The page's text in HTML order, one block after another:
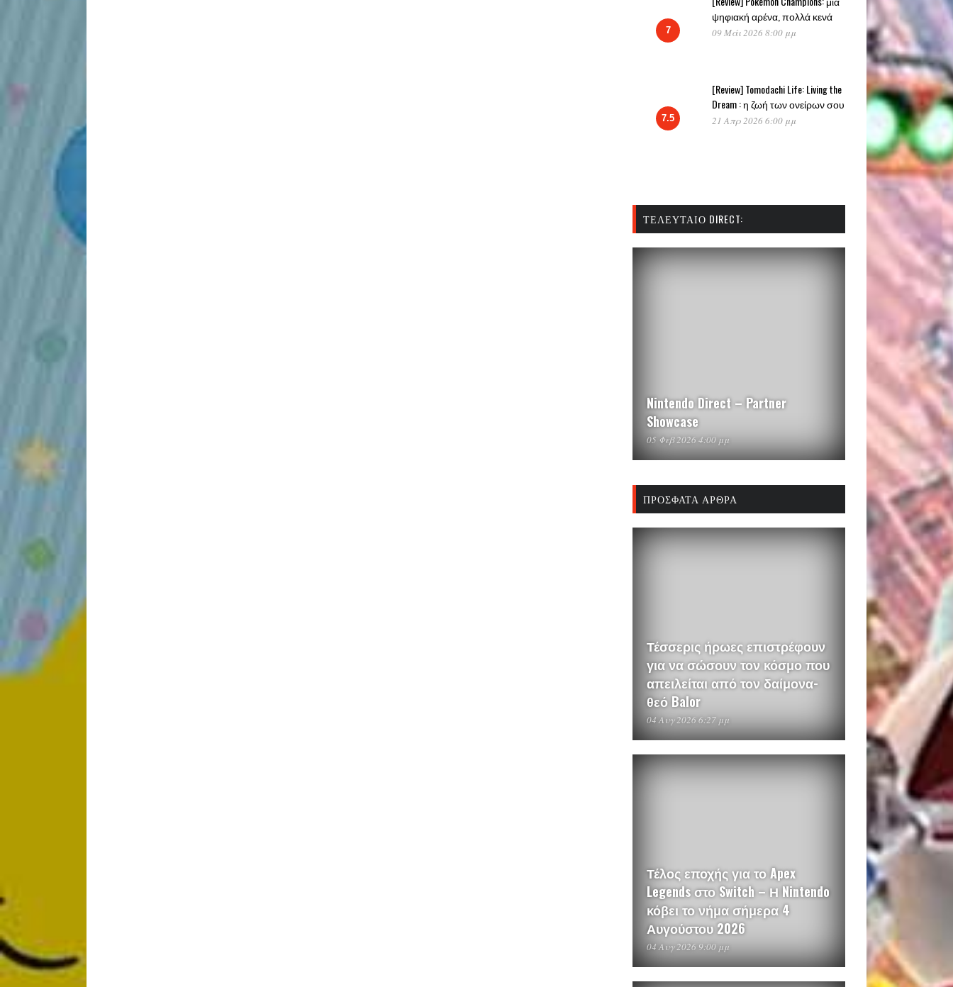
7
ψηφιακή αρένα, πολλά κενά
09 Μάι 2026 8:00 μμ
7.5
[Review] Tomodachi Life: Living the
Dream : η ζωή των ονείρων σου
21 Απρ 2026 6:00 μμ
ΤΕΛΕΥΤΑΊΟ DIRECT:
Nintendo Direct – Partner
Showcase
05 Φεβ 2026 4:00 μμ
ΠΡΌΣΦΑΤΑ ΆΡΘΡΑ
Τέσσερις ήρωες επιστρέφουν
για να σώσουν τον κόσμο που
απειλείται από τον δαίμονα-
θεό Balor
04 Αυγ 2026 6:27 μμ
Τέλος εποχής για το Apex
Legends στο Switch – Η Nintendo
κόβει το νήμα σήμερα 4
Αυγούστου 2026
04 Αυγ 2026 9:00 μμ